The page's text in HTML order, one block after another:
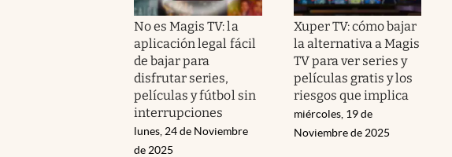
No es Magis TV: la
aplicación legal fácil
de bajar para
disfrutar series,
películas y fútbol sin
interrupciones
lunes, 24 de Noviembre
de 2025
Xuper TV: cómo bajar
la alternativa a Magis
TV para ver series y
películas gratis y los
riesgos que implica
miércoles, 19 de
Noviembre de 2025